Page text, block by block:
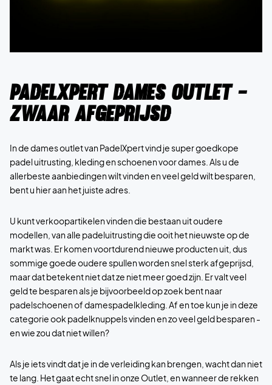
PadelXpert dames outlet -
Zwaar afgeprijsd
In de dames outlet van PadelXpert vind je super goedkope
padel uitrusting, kleding en schoenen voor dames. Als u de
allerbeste aanbiedingen wilt vinden en veel geld wilt besparen,
bent u hier aan het juiste adres.
U kunt verkoopartikelen vinden die bestaan uit oudere
modellen, van alle padeluitrusting die ooit het nieuwste op de
markt was. Er komen voortdurend nieuwe producten uit, dus
sommige goede oudere spullen worden snel sterk afgeprijsd,
maar dat betekent niet dat ze niet meer goed zijn. Er valt veel
geld te besparen als je bijvoorbeeld op zoek bent naar
padelschoenen of damespadelkleding. Af en toe kun je in deze
categorie ook padelknuppels vinden en zo veel geld besparen -
en wie zou dat niet willen?
Als je iets vindt dat je in de verleiding kan brengen, wacht dan niet
te lang. Het gaat echt snel in onze Outlet, en wanneer de rekken